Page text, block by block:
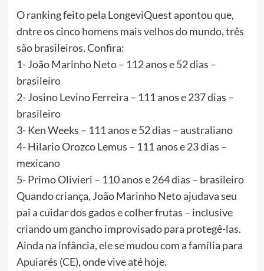
O ranking feito pela LongeviQuest apontou que,
dntre os cinco homens mais velhos do mundo, três
são brasileiros. Confira:
1- João Marinho Neto – 112 anos e 52 dias –
brasileiro
2- Josino Levino Ferreira – 111 anos e 237 dias –
brasileiro
3- Ken Weeks – 111 anos e 52 dias – australiano
4- Hilario Orozco Lemus – 111 anos e 23 dias –
mexicano
5- Primo Olivieri – 110 anos e 264 dias – brasileiro
Quando criança, João Marinho Neto ajudava seu
pai a cuidar dos gados e colher frutas – inclusive
criando um gancho improvisado para protegê-las.
Ainda na infância, ele se mudou com a família para
Apuiarés (CE), onde vive até hoje.